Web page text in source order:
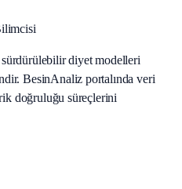
diyet modelleri
BesinAnaliz portalında veri
doğruluğu süreçlerini